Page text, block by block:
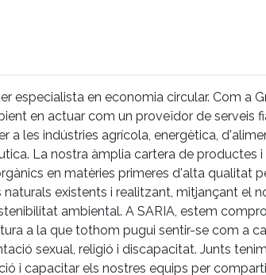
especialista en economia circular. Com a
en actuar com un proveïdor de serveis
a les indústries agrícola, energètica,
La nostra àmplia cartera de productes i
en matèries primeres d'alta qualitat
existents i realitzant, mitjançant el
ambiental. A SARIA, estem
a la que tothom pugui sentir-se com a
sexual, religió i discapacitat. Junts
i capacitar els nostres equips per